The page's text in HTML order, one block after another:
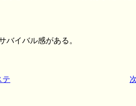
バイバル感がある。
テ